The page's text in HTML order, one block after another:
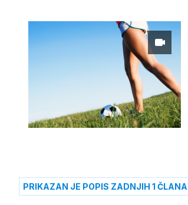
PRIKAZAN JE POPIS ZADNJIH 1